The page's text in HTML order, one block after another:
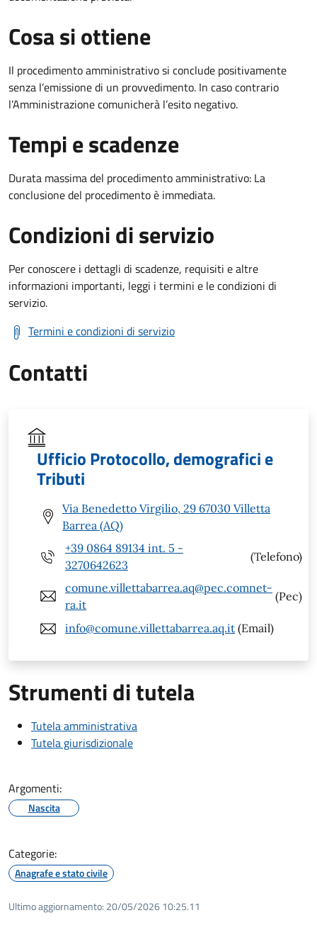
Cosa si ottiene
Il procedimento amministrativo si conclude positivamente
senza l’emissione di un provvedimento. In caso contrario
l’Amministrazione comunicherà l’esito negativo.
Tempi e scadenze
Durata massima del procedimento amministrativo: La
conclusione del procedimento è immediata.
Condizioni di servizio
Per conoscere i dettagli di scadenze, requisiti e altre
informazioni importanti, leggi i termini e le condizioni di
servizio.
Termini e condizioni di servizio
Contatti
Ufficio Protocollo, demografici e
Tributi
Via Benedetto Virgilio, 29 67030 Villetta
Barrea (AQ)
+39 0864 89134 int. 5 -
3270642623
(Telefono)
comune.villettabarrea.aq@pec.comnet-
ra.it
(Pec)
info@comune.villettabarrea.aq.it (Email)
Strumenti di tutela
Tutela amministrativa
Tutela giurisdizionale
Argomenti:
Nascita
Categorie:
Anagrafe e stato civile
Ultimo aggiornamento: 20/05/2026 10:25.11